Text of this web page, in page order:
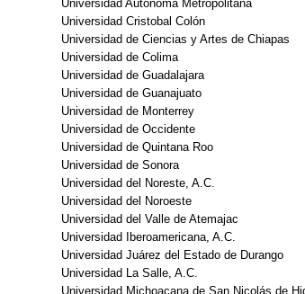
Universidad Autónoma Metropolitana
Universidad Cristobal Colón
Universidad de Ciencias y Artes de Chiapas
Universidad de Colima
Universidad de Guadalajara
Universidad de Guanajuato
Universidad de Monterrey
Universidad de Occidente
Universidad de Quintana Roo
Universidad de Sonora
Universidad del Noreste, A.C.
Universidad del Noroeste
Universidad del Valle de Atemajac
Universidad Iberoamericana, A.C.
Universidad Juárez del Estado de Durango
Universidad La Salle, A.C.
Universidad Michoacana de San Nicolás de